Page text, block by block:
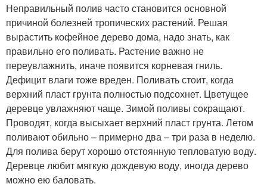
Неправильный полив часто становится основной
причиной болезней тропических растений. Решая
вырастить кофейное дерево дома, надо знать, как
правильно его поливать. Растение важно не
переувлажнить, иначе появится корневая гниль.
Дефицит влаги тоже вреден. Поливать стоит, когда
верхний пласт грунта полностью подсохнет. Цветущее
деревце увлажняют чаще. Зимой поливы сокращают.
Проводят, когда высыхает верхний пласт грунта. Летом
поливают обильно – примерно два – три раза в неделю.
Для полива берут хорошо отстоянную тепловатую воду.
Деревце любит мягкую дождевую воду, иногда дерево
можно ею баловать.